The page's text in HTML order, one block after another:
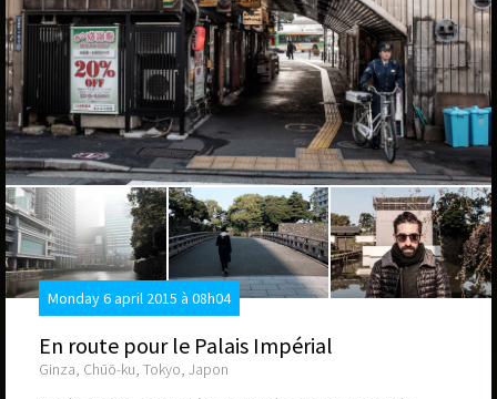
Monday 6 april 2015 à 08h04
En route pour le Palais Impérial
Ginza, Chūō-ku, Tokyo, Japon